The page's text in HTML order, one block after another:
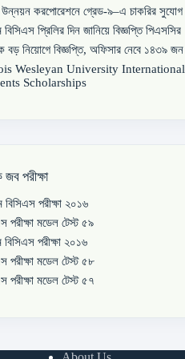
করপোরেশনে গ্রেড-৯–এ চাকরির সুযোগ
প্রিলির দিন জানিয়ে বিজ্ঞপ্তি পিএসসির
বড় নিয়োগে বিজ্ঞপ্তি, অফিসার নেবে ১৪৩৯ জন
Wesleyan University International
Scholarships
জব পরীক্ষা
পরীক্ষা ২০১৬
পরীক্ষা মডেল টেস্ট ৫৯
পরীক্ষা ২০১৬
পরীক্ষা মডেল টেস্ট ৫৮
পরীক্ষা মডেল টেস্ট ৫৭